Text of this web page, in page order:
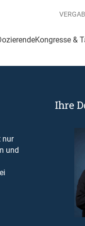
Kongresse &
nur
und
Ihre